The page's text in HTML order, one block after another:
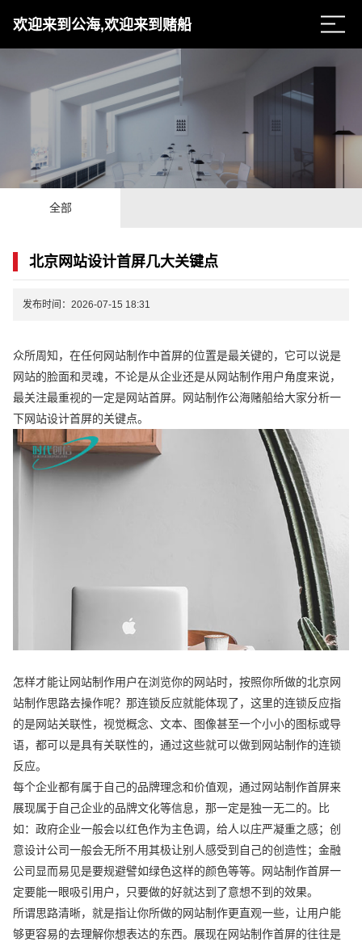
欢迎来到公海,欢迎来到赌船
全部
北京网站设计首屏几大关键点
发布时间：2026-07-15 18:31
众所周知，在任何网站制作中首屏的位置是最关键的，它可以说是
网站的脸面和灵魂，不论是从企业还是从网站制作用户角度来说，
最关注最重视的一定是网站首屏。网站制作公海赌船给大家分析一
下网站设计首屏的关键点。
怎样才能让网站制作用户在浏览你的网站时，按照你所做的北京网
站制作思路去操作呢？那连锁反应就能体现了，这里的连锁反应指
的是网站关联性，视觉概念、文本、图像甚至一个小小的图标或导
语，都可以是具有关联性的，通过这些就可以做到网站制作的连锁
反应。
每个企业都有属于自己的品牌理念和价值观，通过网站制作首屏来
展现属于自己企业的品牌文化等信息，那一定是独一无二的。比
如：政府企业一般会以红色作为主色调，给人以庄严凝重之感；创
意设计公司一般会无所不用其极让别人感受到自己的创造性；金融
公司显而易见是要规避譬如绿色这样的颜色等等。网站制作首屏一
定要能一眼吸引用户，只要做的好就达到了意想不到的效果。
所谓思路清晰，就是指让你所做的网站制作更直观一些，让用户能
够更容易的去理解你想表达的东西。展现在网站制作首屏的往往是